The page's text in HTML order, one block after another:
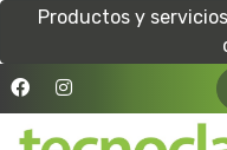
Productos y